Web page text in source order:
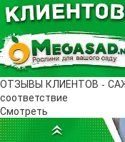
ОТЗЫВЫ КЛИЕНТОВ -
соответствие
Смотреть